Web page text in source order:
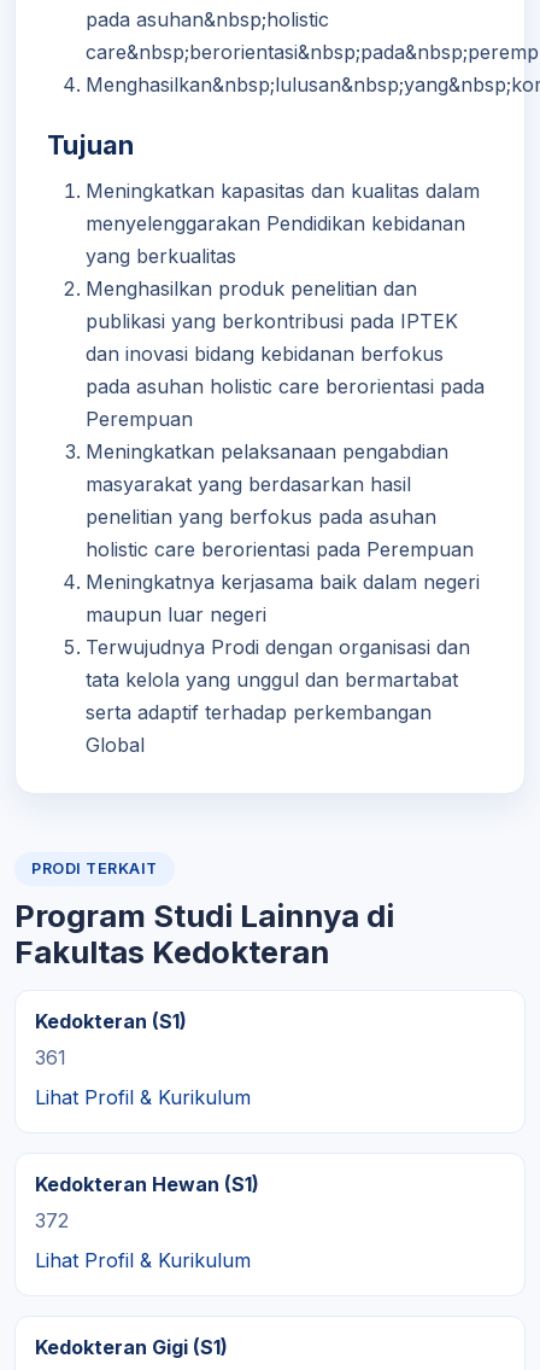
pada asuhan&nbsp;holistic
Tujuan
Meningkatkan kapasitas dan kualitas dalam
menyelenggarakan Pendidikan kebidanan
yang berkualitas
Menghasilkan produk penelitian dan
publikasi yang berkontribusi pada IPTEK
dan inovasi bidang kebidanan berfokus
pada asuhan holistic care berorientasi pada
Perempuan
Meningkatkan pelaksanaan pengabdian
masyarakat yang berdasarkan hasil
penelitian yang berfokus pada asuhan
holistic care berorientasi pada Perempuan
Meningkatnya kerjasama baik dalam negeri
maupun luar negeri
Terwujudnya Prodi dengan organisasi dan
tata kelola yang unggul dan bermartabat
serta adaptif terhadap perkembangan
Global
PRODI TERKAIT
Program Studi Lainnya di
Fakultas Kedokteran
Kedokteran (S1)
361
Lihat Profil & Kurikulum
Kedokteran Hewan (S1)
372
Lihat Profil & Kurikulum
Kedokteran Gigi (S1)